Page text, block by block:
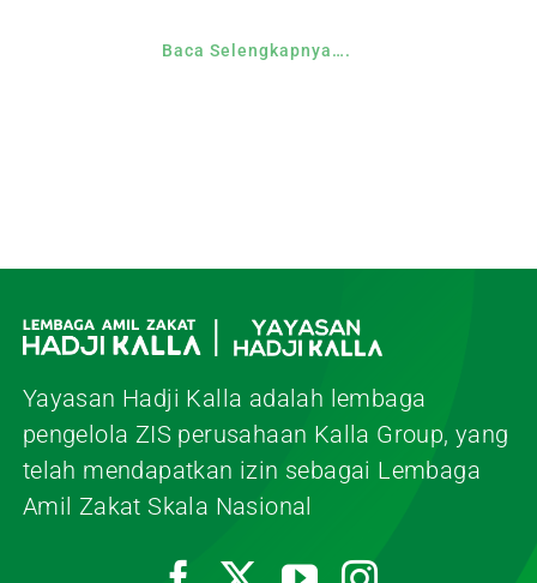
Baca Selengkapnya….
Yayasan Hadji Kalla adalah lembaga
pengelola ZIS perusahaan Kalla Group, yang
telah mendapatkan izin sebagai Lembaga
Amil Zakat Skala Nasional